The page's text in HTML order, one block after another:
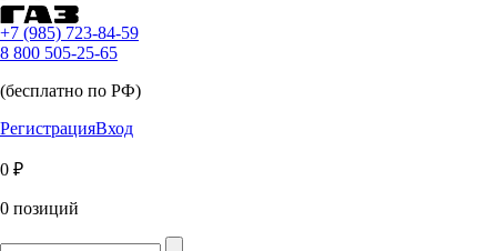
+7 (985) 723-84-59
8 800 505-25-65
(бесплатно по РФ)
РегистрацияВход
0 ₽
0 позиций